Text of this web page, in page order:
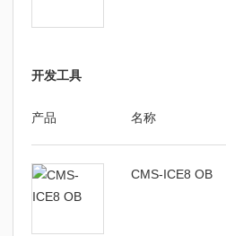
开发工具
产品 名称
CMS-ICE8 OB